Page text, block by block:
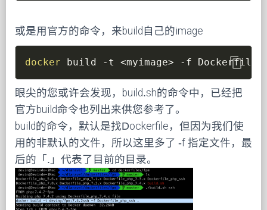
或是用官方的命令，来build自己的image
content_copy
docker build -t <myimage> -f
眼尖的您或许会发现，build.sh的命令中，已经把
官方build命令也列出来供您参考了。
build的命令，默认是找Dockerfile，但因为我们使
用的非默认的文件，所以这里多了 -f 指定文件，最
后的「.」代表了目前的目录。